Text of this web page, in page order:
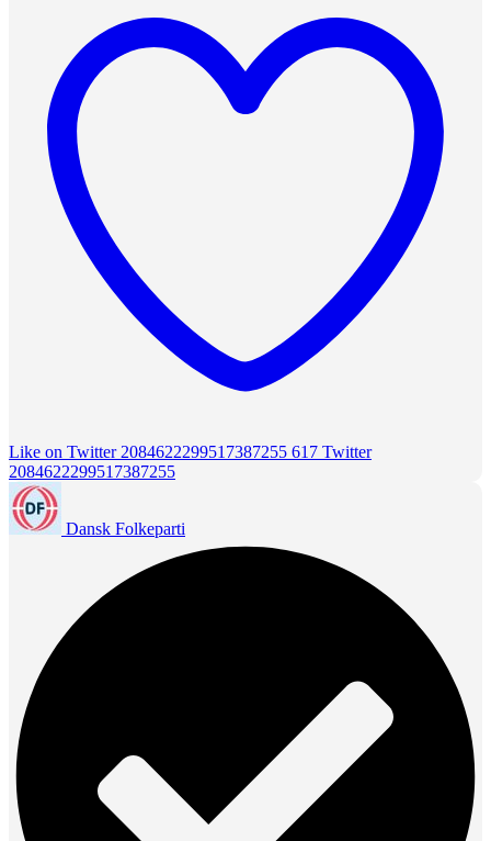
Like on Twitter 2084622299517387255 617 Twitter
2084622299517387255
Dansk Folkeparti